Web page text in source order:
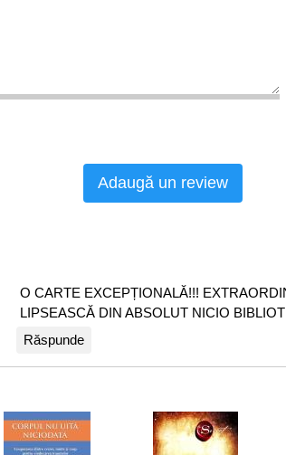
Adaugă un review
O CARTE EXCEPȚIONALĂ!!!
LIPSEASCĂ DIN ABSOLUT NICIO
Răspunde